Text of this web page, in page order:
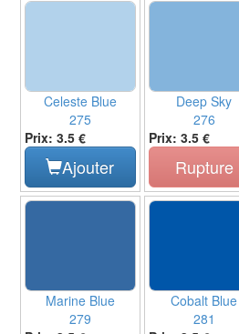
Celeste Blue
275
Prix: 3.5 €
Ajouter
Deep Sky
276
Prix: 3.5 €
Rupture
Marine Blue
279
Cobalt Blue
281